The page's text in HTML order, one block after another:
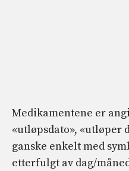
Medikamentene er
«utløpsdato», «utløper
ganske enkelt med
etterfulgt av dag/